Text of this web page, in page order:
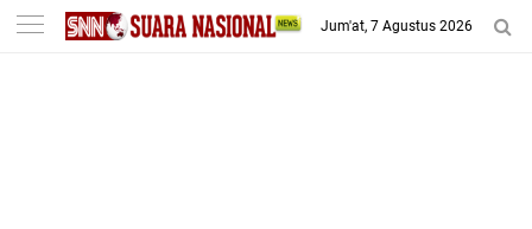
-->
Jum'at, 7 Agustus 2026